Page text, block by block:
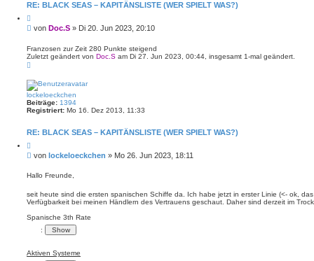
RE: BLACK SEAS – KAPITÄNSLISTE (WER SPIELT WAS?)
i
t
e
r
B
i
t
g
von Doc.S » Di 20. Jun 2023, 20:10
Franzosen zur Zeit 280 Punkte steigend
Zuletzt geändert von Doc.S am Di 27. Jun 2023, 00:44, insgesamt 1-mal geändert.
c
h
o
b
e
lockeloeckchen
Beiträge: 1394
Registriert: Mo 16. Dez 2013, 11:33
RE: BLACK SEAS – KAPITÄNSLISTE (WER SPIELT WAS?)
i
t
e
n
B
i
r
a
von lockeloeckchen » Mo 26. Jun 2023, 18:11
Hallo Freunde,
seit heute sind die ersten spanischen Schiffe da. Ich habe jetzt in erster Linie (<- ok,
Verfügbarkeit bei meinen Händlern des Vertrauens geschaut. Daher sind derzeit im
Spanische 3th Rate
:
Aktiven Systeme